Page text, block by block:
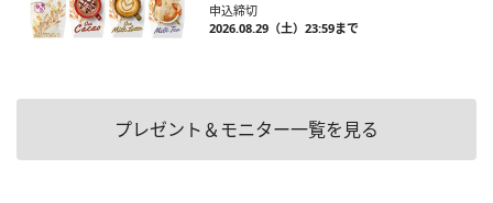
申込締切
2026.08.29（土）23:59まで
プレゼント＆モニター一覧を見る